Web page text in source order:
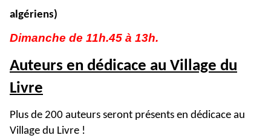
algériens)
Dimanche de 11h.45 à 13h.
Auteurs en dédicace au Village du
Livre
Plus de 200 auteurs seront présents en dédicace au
Village du Livre !